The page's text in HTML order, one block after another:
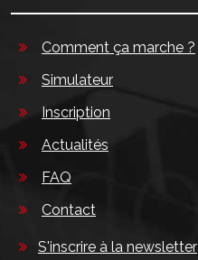
Comment ça marche ?
Simulateur
Inscription
Actualités
FAQ
Contact
S'inscrire à la newsletter